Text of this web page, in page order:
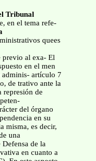
Tribunal
en el tema refe-
quees
previo al exa- El
en el men
artículo 7
de trativo ante la
represión de
del órgano
en su
misma, es decir,
una
de la
en cuanto a